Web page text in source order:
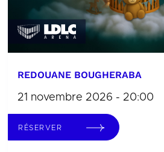
REDOUANE BOUGHERABA
21 novembre 2026 - 20:00
RÉSERVER